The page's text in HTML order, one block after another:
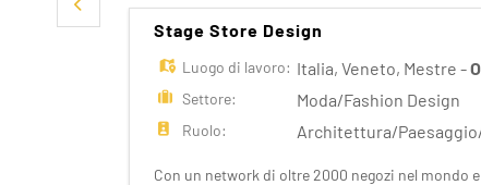
Stage Store Design
Luogo di lavoro: Italia,Veneto, Mestre -
Settore: Moda/Fashion Design
Ruolo: Architettura/
Con un network di oltre 2000 negozi nel mondo